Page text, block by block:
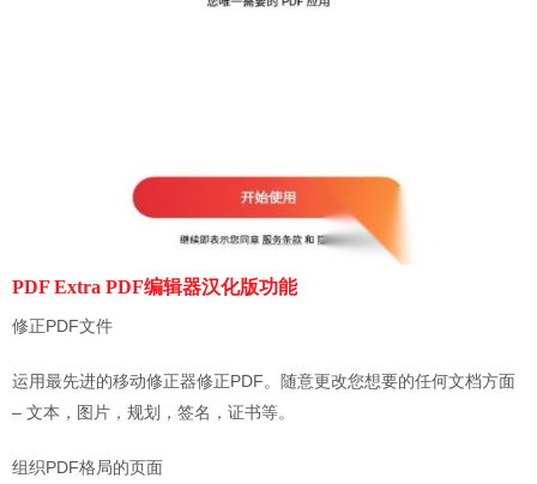
PDF Extra PDF编辑器汉化版功能
修正PDF文件
运用最先进的移动修正器修正PDF。随意更改您想要的任何文档方面
– 文本，图片，规划，签名，证书等。
组织PDF格局的页面